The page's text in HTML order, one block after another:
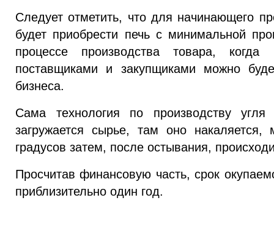
Следует отметить, что для начинающего
будет приобрести печь с минимальной
процессе производства товара,
поставщиками и закупщиками можно
бизнеса.
Сама технология по производству
загружается сырье, там оно
градусов затем, после остывания,
Просчитав финансовую часть, срок
приблизительно один год.